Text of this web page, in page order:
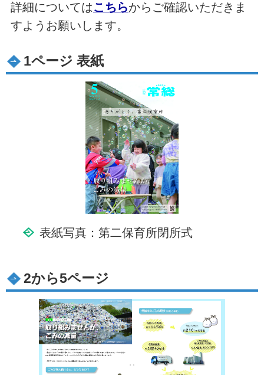
詳細についてはこちらからご確認いただきま
すようお願いします。
1ページ 表紙
表紙写真：第二保育所閉所式
2から5ページ